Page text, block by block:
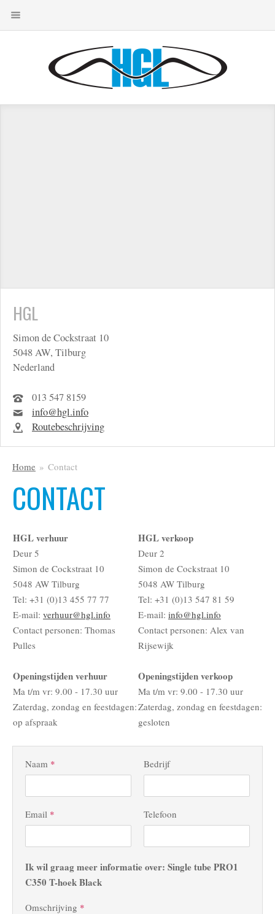
HGL
Simon de Cockstraat 10
5048 AW, Tilburg
Nederland
013 547 8159
info@hgl.info
Routebeschrijving
Home Contact
CONTACT
HGL verhuur
Deur 5
Simon de Cockstraat 10
5048 AW Tilburg
Tel: +31 (0)13 455 77 77
E-mail: verhuur@hgl.info
Contact personen: Thomas
Pulles
Openingstijden verhuur
Ma t/m vr: 9.00 - 17.30 uur
Zaterdag, zondag en feestdagen:
op afspraak
HGL verkoop
Deur 2
Simon de Cockstraat 10
5048 AW Tilburg
Tel: +31 (0)13 547 81 59
E-mail: info@hgl.info
Contact personen: Alex van
Rijsewijk
Openingstijden verkoop
Ma t/m vr: 9.00 - 17.30 uur
Zaterdag, zondag en feestdagen:
gesloten
Naam * Bedrijf
Email * Telefoon
Ik wil graag meer informatie over: Single tube PRO1
C350 T-hoek Black
Omschrijving *